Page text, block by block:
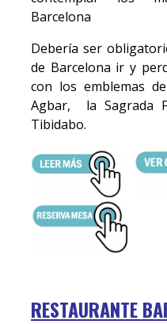
Barcelona
Debería ser
de Barcelona ir y
con los emblemas
Agbar, la Sagrada
Tibidabo.
RESTAURANTE